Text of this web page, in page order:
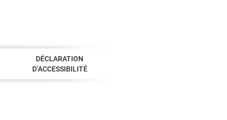
DÉCLARATION
D’ACCESSIBILITÉ